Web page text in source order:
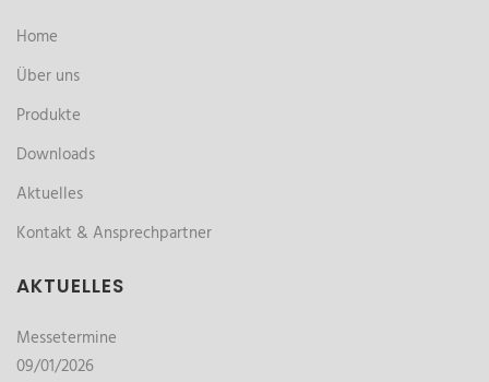
Home
Über uns
Produkte
Downloads
Aktuelles
Kontakt & Ansprechpartner
AKTUELLES
Messetermine
09/01/2026